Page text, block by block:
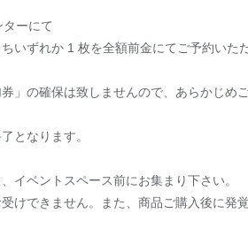
ーにて
いずれか 1 枚を全額前金にてご予約い
の確保は致しませんので、あらかじめご
となります。
イベントスペース前にお集まり下さい。
できません。また、商品ご購入後に発